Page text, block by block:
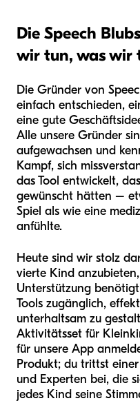
Die Speech
wir tun, was wir
Die Gründer von
einfach entschieden,
eine gute
Alle unsere Gründer
aufgewachsen und
Kampf, sich
das Tool entwickelt,
gewünscht hätten –
Spiel als wie eine
anfühlte.
Heute sind wir stolz
vierte Kind
Unterstützung
Tools zugänglich,
unterhaltsam zu
Aktivitätsset für
für unsere App
Produkt; du trittst
und Experten bei, die
jedes Kind seine